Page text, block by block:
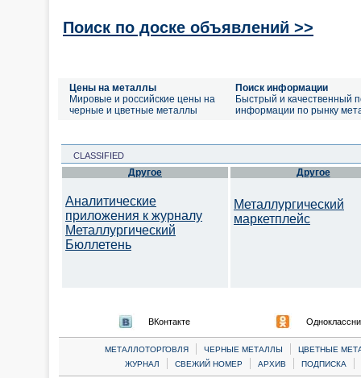
Поиск по доске объявлений >>
Цены на металлы
Мировые и российские цены на
черные и цветные металлы
Поиск информации
Быстрый и качественный
информации по рынку
CLASSIFIED
Другое
Аналитические
приложения к журналу
Металлургический
Бюллетень
Другое
Металлургический
маркетплейс
ВКонтакте
МЕТАЛЛОТОРГОВЛЯ | ЧЕРНЫЕ МЕТАЛЛЫ |
ЦВЕТНЫЕ
ЖУРНАЛ
| СВЕЖИЙ НОМЕР | АРХИВ | ПОДПИСКА |